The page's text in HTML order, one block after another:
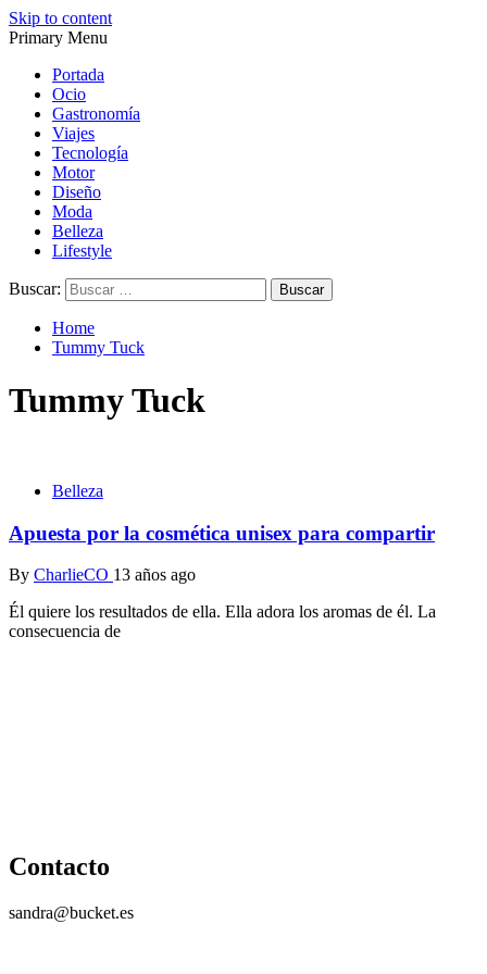
Skip to content
diseño…
diseño…
Primary Menu
Portada
Ocio
Gastronomía
Viajes
Tecnología
Motor
Diseño
Moda
Belleza
Lifestyle
Buscar:
Home
Tummy Tuck
Tummy Tuck
Belleza
Apuesta por la cosmética unisex para compartir
By CharlieCO 13 años ago
Él quiere los resultados de ella. Ella adora los aromas de él. La
consecuencia de
Contacto
sandra@bucket.es